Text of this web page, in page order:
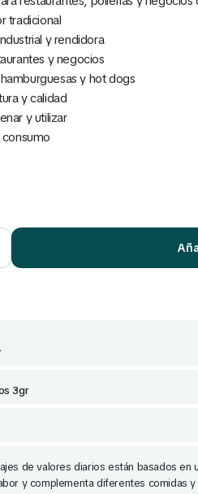
tradicional
y rendidora
y negocios
y hot dogs
y calidad
y utilizar
consumo
3gr
de valores diarios están basados en
y complementa diferentes comidas y